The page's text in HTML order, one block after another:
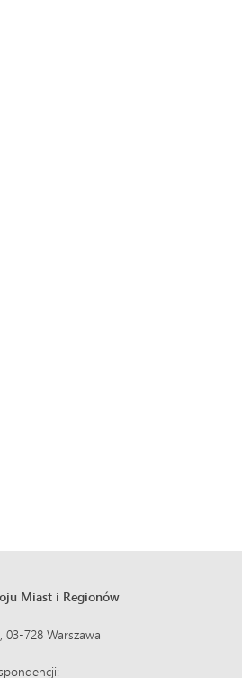
Miast i Regionów
03-728 Warszawa